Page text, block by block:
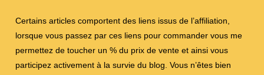
Certains articles comportent des liens issus de l’affiliation,
lorsque vous passez par ces liens pour commander vous me
permettez de toucher un % du prix de vente et ainsi vous
participez activement à la survie du blog. Vous n’êtes bien